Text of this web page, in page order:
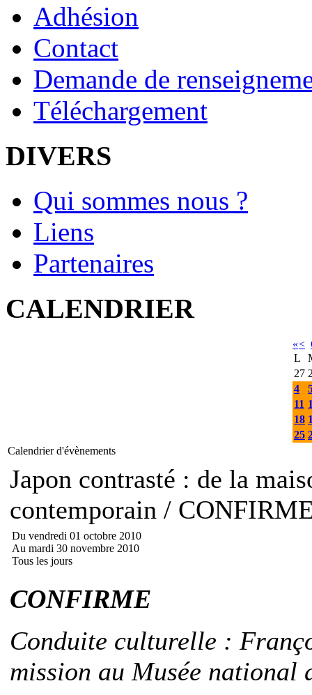
Adhésion
Contact
Demande de
Téléchargement
DIVERS
Qui sommes nous ?
Liens
Partenaires
CALENDRIER
«<
L
27
4
11
18
25
Calendrier d'évènements
Japon contrasté : de la
contemporain /
Du vendredi 01 octobre 2010
Au mardi 30 novembre 2010
Tous les jours
CONFIRME
Conduite culturelle :
mission au Musée national